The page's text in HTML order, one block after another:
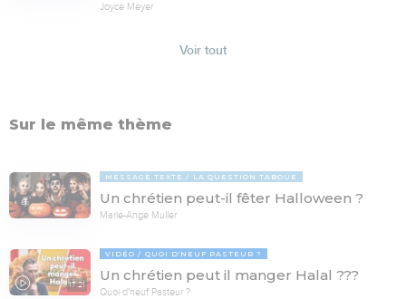
Joyce Meyer
Voir tout
Sur le même thème
MESSAGE TEXTE LA QUESTION TABOUE
Un chrétien peut-il fêter Halloween ?
Marie-Ange Muller
17:21
VIDÉO QUOI D'NEUF PASTEUR ?
Un chrétien peut il manger Halal ???
Quoi d'neuf Pasteur ?